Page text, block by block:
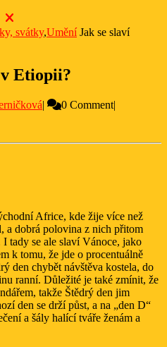
CLOSE
BUTTON
svátky,UměníJak se slaví
v Etiopii?
Jolana
| 0 Comment|
Africe, kde žije více než
a dobrá polovina z nich přitom
tady se ale slaví Vánoce, jako
k tomu, že jde o procentuálně
den chybět návštěva kostela, do
ranní. Důležité je také zmínit, že
takže Štědrý den jim
den se drží půst, a na „den D“
a šály halící tváře ženám a